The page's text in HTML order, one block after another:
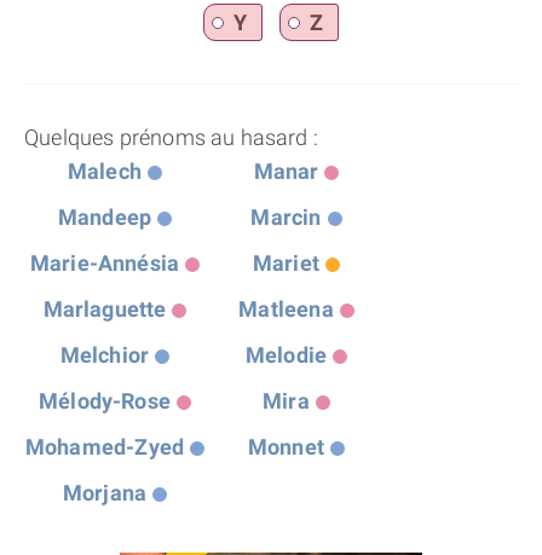
Y
Z
Quelques prénoms au hasard :
Malech
Manar
Mandeep
Marcin
Marie-Annésia
Mariet
Marlaguette
Matleena
Melchior
Melodie
Mélody-Rose
Mira
Mohamed-Zyed
Monnet
Morjana